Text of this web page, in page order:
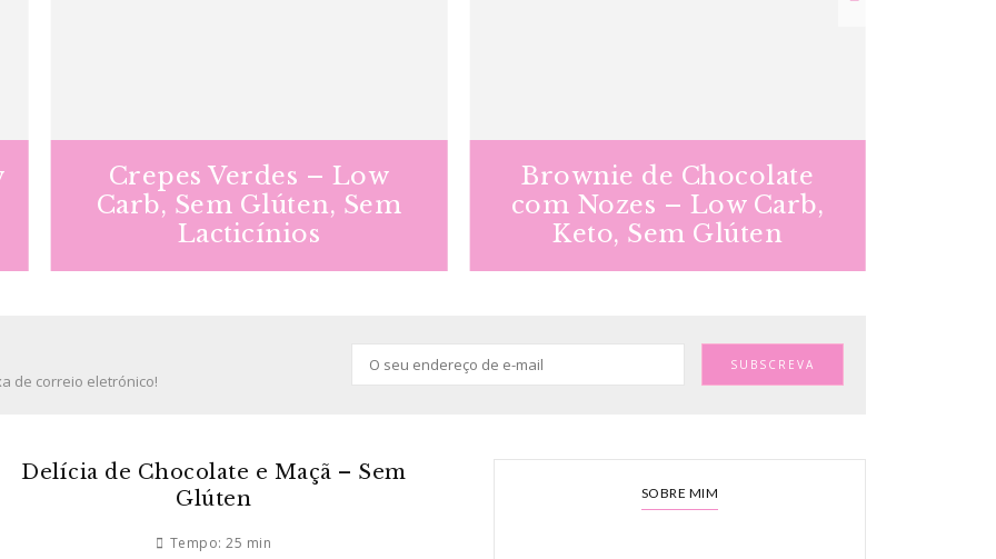
Crepes Verdes – Low
Carb, Sem Glúten, Sem
Lacticínios
Brownie de Chocolate
com Nozes – Low Carb,
Keto, Sem Glúten
de correio eletrónico!
Delícia de Chocolate e Maçã – Sem
Glúten
Tempo: 25 min
SOBRE MIM